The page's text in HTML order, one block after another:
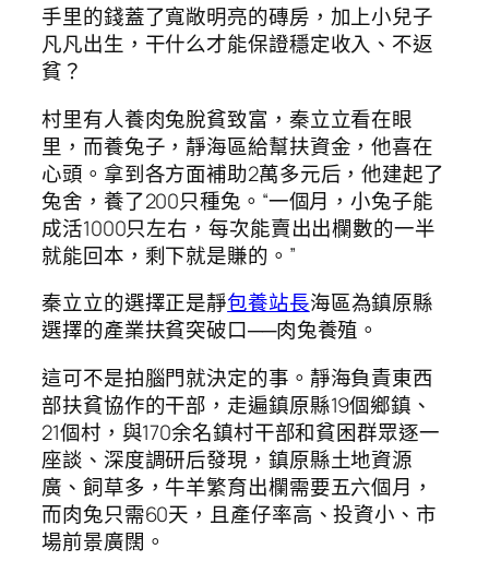
手里的錢蓋了寬敞明亮的磚房，加上小兒子
凡凡出生，干什么才能保證穩定收入、不返
貧？
村里有人養肉兔脫貧致富，秦立立看在眼
里，而養兔子，靜海區給幫扶資金，他喜在
心頭。拿到各方面補助2萬多元后，他建起了
兔舍，養了200只種兔。“一個月，小兔子能
成活1000只左右，每次能賣出出欄數的一半
就能回本，剩下就是賺的。”
秦立立的選擇正是靜包養站長海區為鎮原縣
選擇的產業扶貧突破口──肉兔養殖。
這可不是拍腦門就決定的事。靜海負責東西
部扶貧協作的干部，走遍鎮原縣19個鄉鎮、
21個村，與170余名鎮村干部和貧困群眾逐一
座談、深度調研后發現，鎮原縣土地資源
廣、飼草多，牛羊繁育出欄需要五六個月，
而肉兔只需60天，且產仔率高、投資小、市
場前景廣闊。